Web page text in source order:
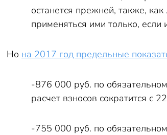
останется прежней, также, как
применяться ими только,
Но на 2017 год предельные
-876 000 руб. по
расчет взносов сократится с
-755 000 руб. по